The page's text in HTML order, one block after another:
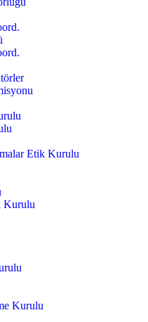
Etik Kurulu
Kurulu
Kurulu